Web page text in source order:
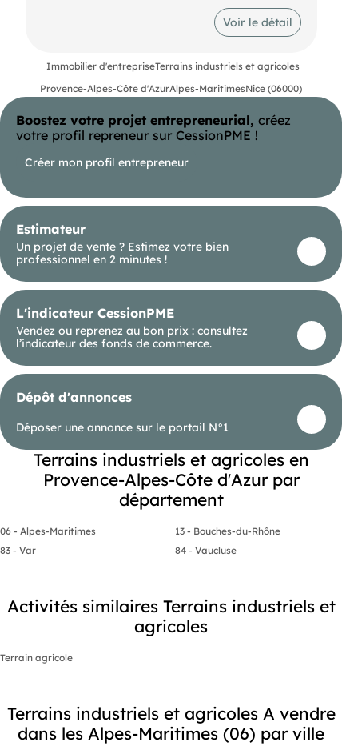
est exposé sont disponibles sur le site Géorisques :
Entrepreneur Individuel - Réf.909944
Voir le détail
Immobilier d'entrepriseTerrains industriels et agricoles
Provence-Alpes-Côte d'AzurAlpes-MaritimesNice (06000)
Boostez votre projet entrepreneurial, créez
votre profil repreneur sur CessionPME !
Créer mon profil entrepreneur
Estimateur
Un projet de vente ? Estimez votre bien
professionnel en 2 minutes !
L'indicateur CessionPME
Vendez ou reprenez au bon prix : consultez
l’indicateur des fonds de commerce.
Dépôt d'annonces
Déposer une annonce sur le portail N°1
Terrains industriels et agricoles en
Provence-Alpes-Côte d'Azur par
département
06 - Alpes-Maritimes
13 - Bouches-du-Rhône
83 - Var
84 - Vaucluse
Activités similaires Terrains industriels et
agricoles
Terrain agricole
Terrains industriels et agricoles A vendre
dans les Alpes-Maritimes (06) par ville